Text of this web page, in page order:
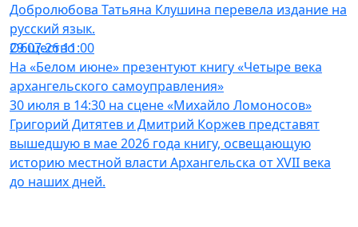
Добролюбова Татьяна Клушина перевела издание на
русский язык.⁣
Общество
29.07.26 11:00
На «Белом июне» презентуют книгу «Четыре века
архангельского самоуправления»
30 июля в 14:30 на сцене «Михайло Ломоносов»
Григорий Дитятев и Дмитрий Коржев представят
вышедшую в мае 2026 года книгу, освещающую
историю местной власти Архангельска от XVII века
до наших дней.